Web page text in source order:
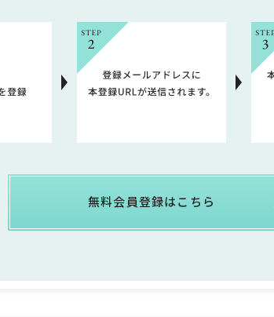
無料会員登録はこちら